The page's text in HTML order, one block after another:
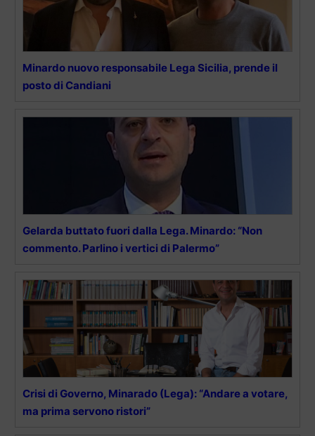
Minardo nuovo responsabile Lega Sicilia, prende il
posto di Candiani
Gelarda buttato fuori dalla Lega. Minardo: “Non
commento. Parlino i vertici di Palermo”
Crisi di Governo, Minarado (Lega): “Andare a votare,
ma prima servono ristori”